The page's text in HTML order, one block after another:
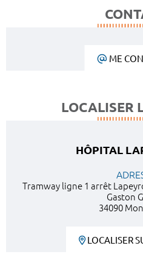
ME
LOCALISER
HÔPITAL
Tramway ligne 1 arrêt
Gaston
34090
LOCALISER